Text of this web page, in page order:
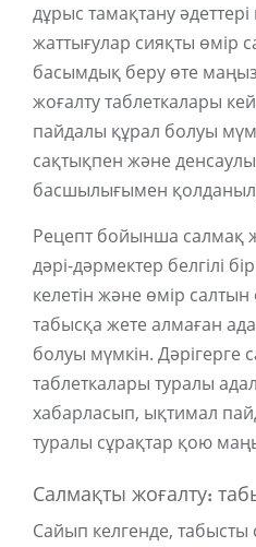
дұрыс тамақтану
жаттығулар сияқты өмір
басымдық беру өте
жоғалту таблеткалары
пайдалы құрал болуы
сақтықпен және
басшылығымен
Рецепт бойынша салмақ
дәрі-дәрмектер белгілі
келетін және өмір
табысқа жете алмаған
болуы мүмкін. Дәрігерге
таблеткалары туралы
хабарласып, ықтимал
туралы сұрақтар қою
Салмақты жоғалту:
Сайып келгенде,